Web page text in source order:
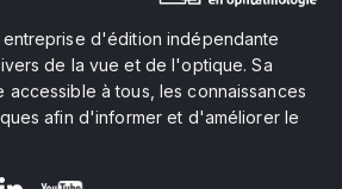
d'édition indépendante
de la vue et de l'optique. Sa
accessible à tous, les connaissances
afin d'informer et d'améliorer le